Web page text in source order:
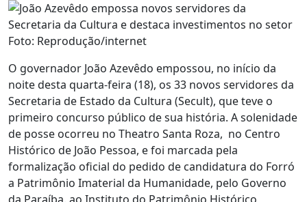
Foto: Reprodução/internet
O governador João Azevêdo empossou, no início da
noite desta quarta-feira (18), os 33 novos servidores da
Secretaria de Estado da Cultura (Secult), que teve o
primeiro concurso público de sua história. A solenidade
de posse ocorreu no Theatro Santa Roza, no Centro
Histórico de João Pessoa, e foi marcada pela
formalização oficial do pedido de candidatura do Forró
a Patrimônio Imaterial da Humanidade, pelo Governo